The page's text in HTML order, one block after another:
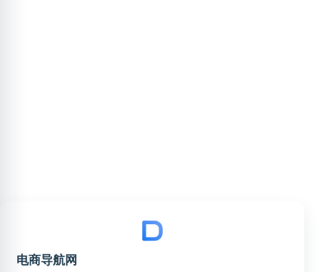
电商导航网